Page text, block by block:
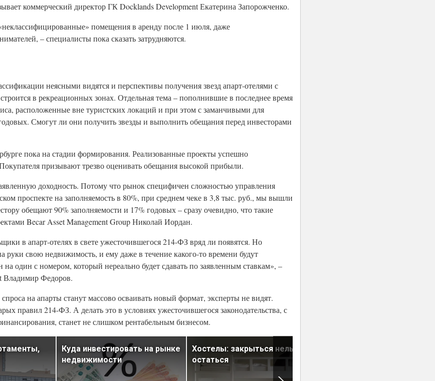
коммерческий директор ГК Docklands Development Екатерина Запорожченко.
помещения в аренду после 1 июля, даже
– специалисты пока сказать затрудняются.
неясными видятся и перспективы получения звезд апарт-отелями с
в рекреационных зонах. Отдельная тема – пополнившие в последнее время
расположенные вне туристских локаций и при этом с заманчивыми для
Смогут ли они получить звезды и выполнить обещания перед инвесторами
пока на стадии формирования. Реализованные проекты успешно
призывают трезво оценивать обещания высокой прибыли.
доходность. Потому что рынок специфичен сложностью управления
проспекте на заполняемость в 80%, при среднем чеке в 3,8 тыс. руб., мы вышли
обещают 90% заполняемости и 17% годовых – сразу очевидно, что такие
Becar Asset Management Group Николай Иордан.
в апарт-отелях в свете ужесточившегося 214-ФЗ вряд ли появятся. Но
свою недвижимость, и ему даже в течение какого-то времени будут
один с номером, который нереально будет сдавать по заявленным ставкам», –
Владимир Федоров.
на апарты станут массово осваивать новый формат, эксперты не видят.
правил 214-ФЗ. А делать это в условиях ужесточившегося законодательства, с
станет не слишком рентабельным бизнесом.
Куда инвестировать на рынке
недвижимости
Хостелы: закрыться нельзя
остаться